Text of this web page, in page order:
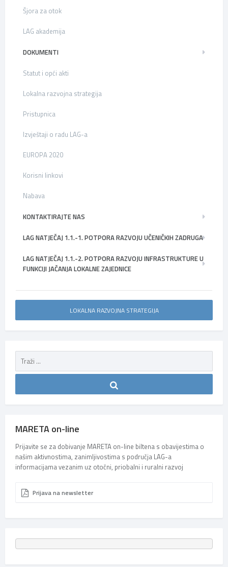
Šjora za otok
LAG akademija
DOKUMENTI
Statut i opći akti
Lokalna razvojna strategija
Pristupnica
Izvještaji o radu LAG-a
EUROPA 2020
Korisni linkovi
Nabava
KONTAKTIRAJTE NAS
LAG NATJEČAJ 1.1.-1. POTPORA RAZVOJU UČENIČKIH ZADRUGA
LAG NATJEČAJ 1.1.-2. POTPORA RAZVOJU INFRASTRUKTURE U
FUNKCIJI JAČANJA LOKALNE ZAJEDNICE
LOKALNA RAZVOJNA STRATEGIJA
MARETA on-line
Prijavite se za dobivanje MARETA on-line biltena s obavijestima o
našim aktivnostima, zanimljivostima s područja LAG-a
informacijama vezanim uz otočni, priobalni i ruralni razvoj
Prijava na newsletter